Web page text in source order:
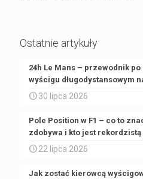
Ostatnie artykuły
24h Le Mans – przewodnik
wyścigu długodystansowym
30 lipca 2026
Pole Position w F1 – co to
zdobywa i kto jest rekordzistą
22 lipca 2026
Jak zostać kierowcą